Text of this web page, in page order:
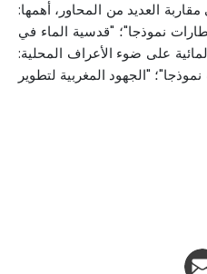
العديد من المحاور، أهمها:
نموذجا"؛ "قدسية الماء في
على ضوء الأعراف المحلية:
"الجهود المغربية لتطوير